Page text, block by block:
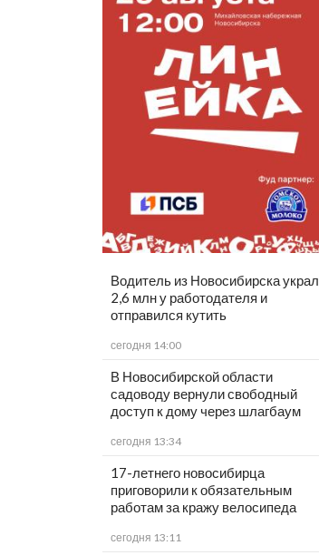
Водитель из Новосибирска украл
2,6 млн у работодателя и
отправился кутить
сегодня 14:00
В Новосибирской области
садоводу вернули свободный
доступ к дому через шлагбаум
сегодня 13:34
17-летнего новосибирца
приговорили к обязательным
работам за кражу велосипеда
сегодня 13:11